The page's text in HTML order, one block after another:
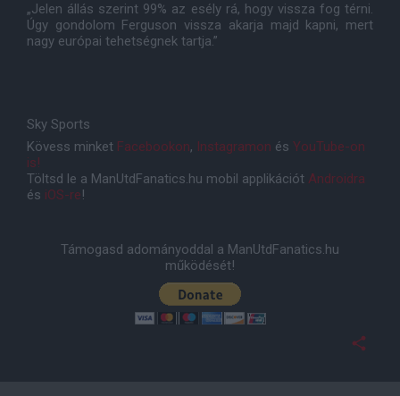
„Jelen állás szerint 99% az esély rá, hogy vissza fog térni.
Úgy gondolom Ferguson vissza akarja majd kapni, mert
nagy európai tehetségnek tartja.”
Sky Sports
Kövess minket Facebookon, Instagramon és YouTube-on
is!
Töltsd le a ManUtdFanatics.hu mobil applikációt Androidra
és iOS-re!
Támogasd adományoddal a ManUtdFanatics.hu
működését!